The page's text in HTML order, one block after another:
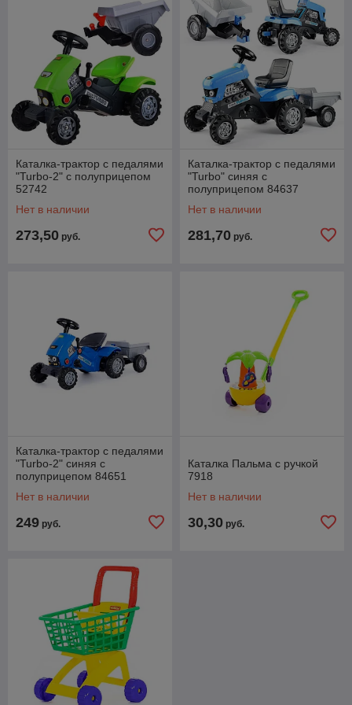
Каталка-трактор с педалями
"Turbo-2" с полуприцепом
52742
Нет в наличии
273,50 руб.
Каталка-трактор с педалями
"Turbo" синяя с
полуприцепом 84637
Нет в наличии
281,70 руб.
Каталка-трактор с педалями
"Turbo-2" синяя с
полуприцепом 84651
Нет в наличии
249 руб.
Каталка Пальма с ручкой
7918
Нет в наличии
30,30 руб.